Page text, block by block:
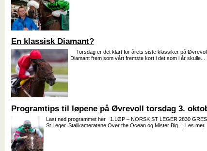
En klassisk Diamant?
Torsdag er det klart for årets siste klassiker på
Diamant frem som vårt fremste kort i det som i år skulle...
Programtips til løpene på Øvrevoll torsdag 3.
Last ned programmet her 1.LØP – NORSK ST LEGER 2830
St Leger. Stallkameratene Over the Ocean og Mister Big... Les mer